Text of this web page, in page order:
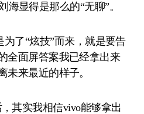
海显得是那么的“无聊”。
了“炫技”而来，就是要告
全面屏答案我已经拿出来
未来最近的样子。
其实我相信vivo能够拿出